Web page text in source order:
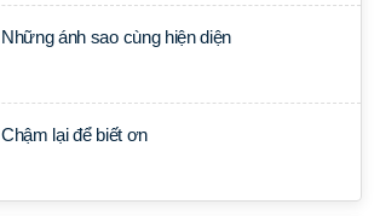
Những ánh sao cùng hiện diện
Chậm lại để biết ơn